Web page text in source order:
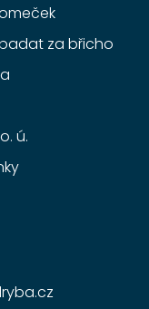
za břicho
ú.